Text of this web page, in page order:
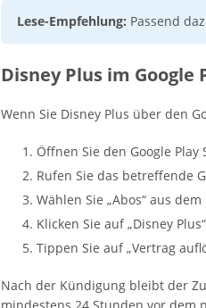
Lese-Empfehlung: Passend
Disney Plus im Google
Wenn Sie Disney Plus über den
Öffnen Sie den Google
Rufen Sie das betreffende
Wählen Sie „Abos“ aus
Klicken Sie auf „Disney
Tippen Sie auf „Vertrag
Nach der Kündigung bleibt der